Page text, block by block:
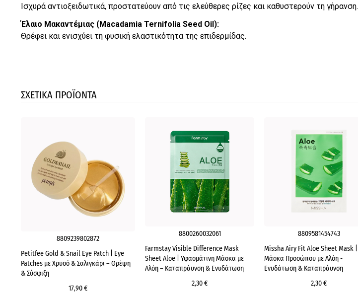
Ισχυρά αντιοξειδωτικά, προστατεύουν από τις ελεύθερες ρίζες και καθυστερούν τη γήρανση.
Έλαιο Μακαντέμιας (Macadamia Ternifolia Seed Oil):
Θρέφει και ενισχύει τη φυσική ελαστικότητα της επιδερμίδας.
ΣΧΕΤΙΚΑ ΠΡΟΪΟΝΤΑ
8809239802872
Petitfee Gold & Snail Eye Patch | Eye
Patches με Χρυσό & Σαλιγκάρι – Θρέψη
& Σύσφιξη
17,90 €
8800260032061
Farmstay Visible Difference Mask
Sheet Aloe | Υφασμάτινη Μάσκα με
Αλόη – Καταπράυνση & Ενυδάτωση
2,30 €
8809581454743
Missha Airy Fit Aloe Sheet Mask |
Μάσκα Προσώπου με Αλόη -
Ενυδάτωση & Καταπράυνση
2,30 €